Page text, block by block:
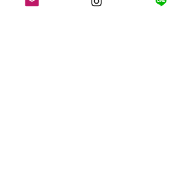
アメリカ生活